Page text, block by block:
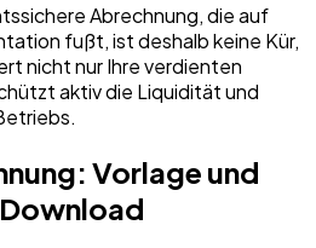
Abrechnung, die auf
fußt, ist deshalb keine Kür,
nicht nur Ihre verdienten
aktiv die Liquidität und
Vorlage und